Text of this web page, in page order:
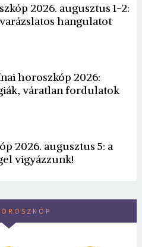
2026. augusztus 1-2:
hangulatot
horoszkóp 2026:
váratlan fordulatok
2026. augusztus 5: a
vigyázzunk!